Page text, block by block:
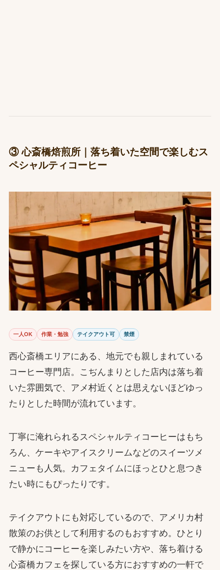
③ 心斎橋焙煎所｜落ち着いた空間で楽しむス
ペシャルティコーヒー
一人OK 作業・勉強 テイクアウト可 禁煙
西心斎橋エリアにある、地元でも親しまれている
コーヒー専門店。こぢんまりとした店内は落ち着
いた雰囲気で、アメ村近くとは思えないほどゆっ
たりとした時間が流れています。
丁寧に淹れられるスペシャルティコーヒーはもち
ろん、ケーキやアイスクリームなどのスイーツメ
ニューも人気。カフェタイムにほっとひと息つき
たい時にもぴったりです。
テイクアウトにも対応しているので、アメリカ村
散策のお供として利用するのもおすすめ。ひとり
で静かにコーヒーを楽しみたい方や、落ち着ける
心斎橋カフェを探している方におすすめの一軒で